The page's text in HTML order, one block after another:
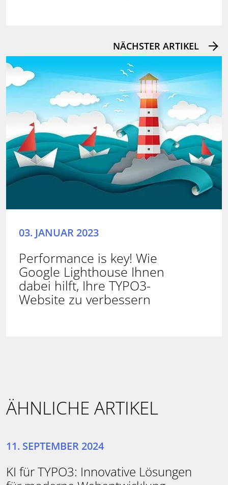
NÄCHSTER ARTIKEL
03. JANUAR 2023
Performance is key! Wie
Google Lighthouse Ihnen
dabei hilft, Ihre TYPO3-
Website zu verbessern
ÄHNLICHE ARTIKEL
11. SEPTEMBER 2024
KI für TYPO3: Innovative Lösungen